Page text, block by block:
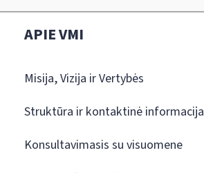
APIE VMI
Misija, Vizija ir Vertybės
Struktūra ir kontaktinė informacija
Konsultavimasis su visuomene